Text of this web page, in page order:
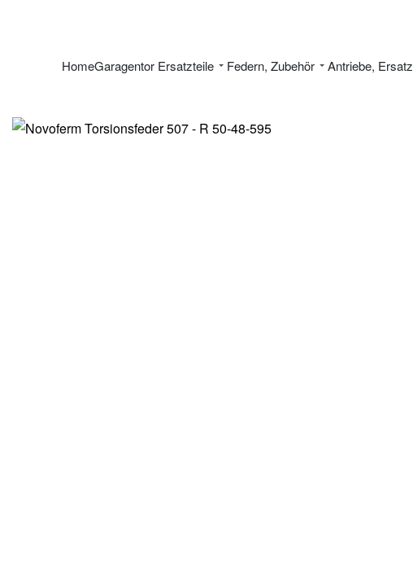
HomeGaragentor Ersatzteile Federn, Zubehör Antriebe,